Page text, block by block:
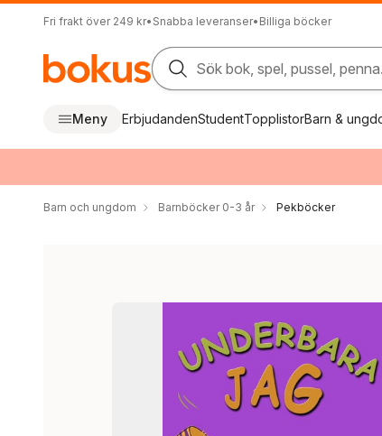
Fri frakt över 249 kr• Snabba leveranser• Billiga böcker
Sök bok, spel, pussel,
Meny ErbjudandenStudentTopplistorBarn &
Barn och ungdom Barnböcker 0-3 år Pekböcker